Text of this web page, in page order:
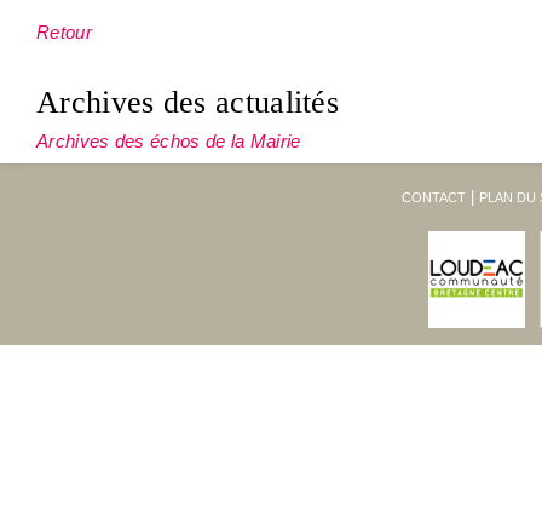
Retour
Archives des actualités
Archives des échos de la Mairie
CONTACT PLAN DU